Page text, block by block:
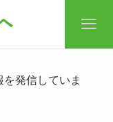
発信していま